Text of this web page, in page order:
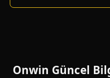
Onwin Güncel